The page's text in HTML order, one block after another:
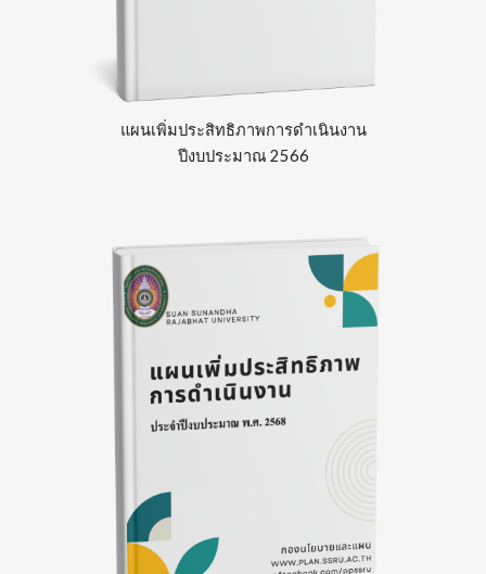
แผนเพิ่มประสิทธิภาพการดำเนินงาน
ปีงบประมาณ 2566